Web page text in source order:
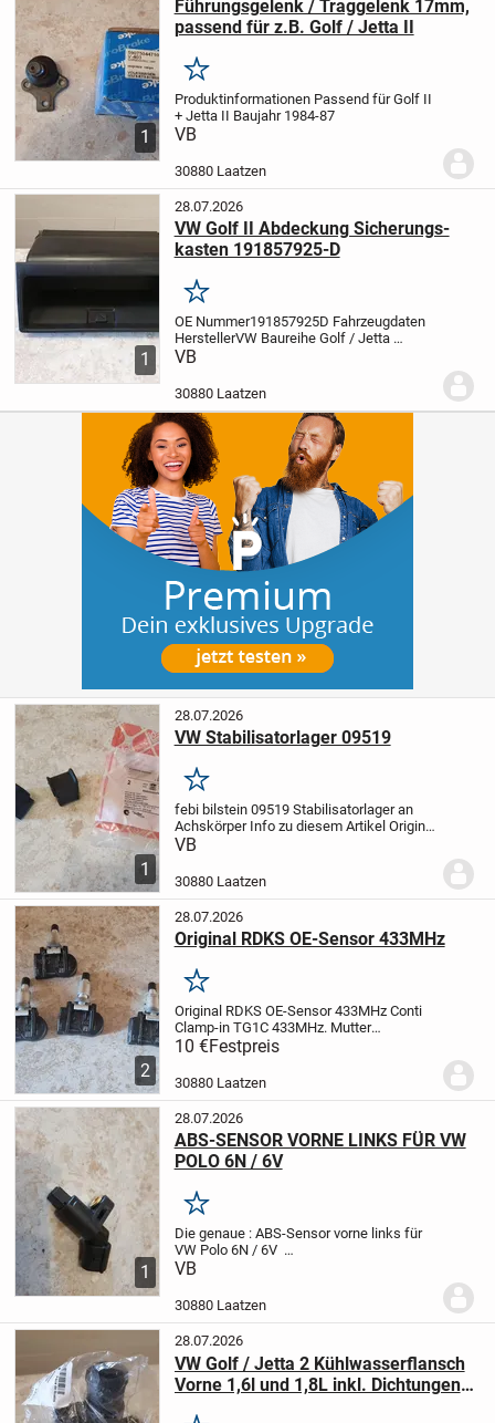
1
Führungsgelenk / Traggelenk 17mm,
passend für z.B. Golf / Jetta II
Merken
Produktinformationen Passend für Golf II
+ Jetta II Baujahr 1984-87
VB
30880 Laatzen
1
28.07.2026
VW Golf II Abdeckung Sicherungs-
kasten 191857925-D
Merken
OE Nummer191857925D Fahrzeugdaten
HerstellerVW Baureihe Golf / Jetta
Kraftstoff Benzin / Diesel
Leistung (KW)51
VB
30880 Laatzen
1
28.07.2026
VW Stabilisatorlager 09519
Merken
febi bilstein 09519 Stabilisatorlager an
Achskörper Info zu diesem Artikel Original
febi bilstein Ersatzteil - Solutions „Made in
Innendurchmesser: 17 mm, Material:
VB
30880 Laatzen
2
28.07.2026
Original RDKS OE-Sensor 433MHz
Merken
Original RDKS OE-Sensor 433MHzConti
Clamp-in TG1C 433MHz. Mutter
Drehmoment Nm: 8, Ventileinsatz
Drehmoment Nm: 0.25
10 €Festpreis
30880 Laatzen
1
28.07.2026
ABS-SENSOR VORNE LINKS FÜR VW
POLO 6N / 6V
Merken
Die genaue : ABS-Sensor vorne links für
VW Polo 6N / 6V
Geschwindigkeitssensor für
Vorne Links Kompatibel für Volkswagen:
VB
30880 Laatzen
28.07.2026
VW Golf / Jetta 2 Kühlwasserflansch
Vorne 1,6l und 1,8L inkl. Dichtungen